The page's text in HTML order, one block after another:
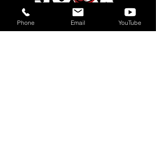
Phone Email YouTube